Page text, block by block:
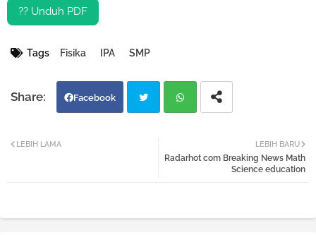
?? Unduh PDF
Tags Fisika IPA SMP
Facebook
atsa
LEBIH BARU
Radarhot com Breaking News Math
Science education
LEBIH LAMA